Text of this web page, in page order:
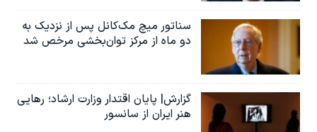
سناتور میچ مک‌کانل پس از نزدیک به
دو ماه از مرکز توان‌بخشی مرخص شد
گزارش| پایان اقتدار وزارت ارشاد؛ رهایی
هنر ایران از سانسور